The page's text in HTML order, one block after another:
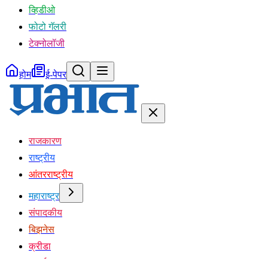
व्हिडीओ
फोटो गॅलरी
टेक्नोलॉजी
होम ई-पेपर
राजकारण
राष्ट्रीय
आंतरराष्ट्रीय
महाराष्ट्र
संपादकीय
बिझनेस
क्रीडा